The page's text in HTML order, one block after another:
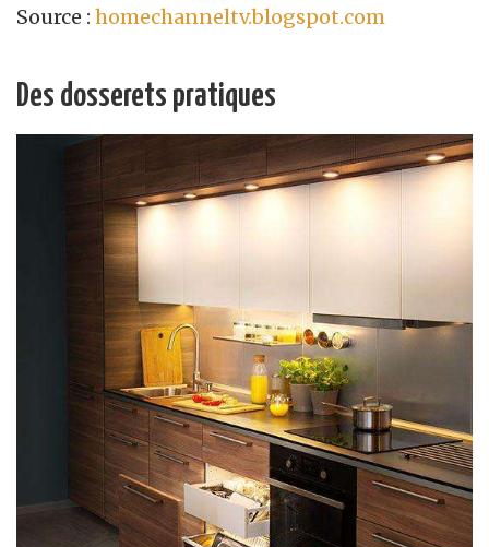
Source : homechanneltv.blogspot.com
Des dosserets pratiques